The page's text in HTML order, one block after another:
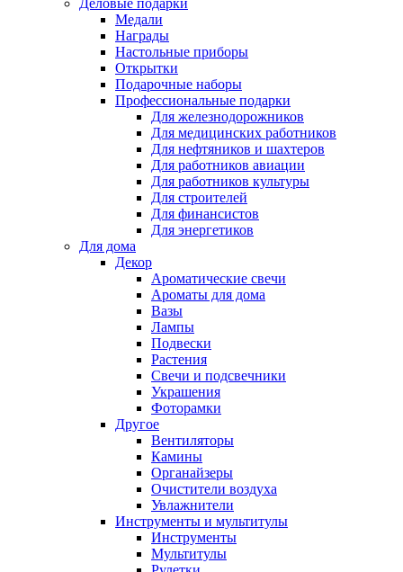
Деловые подарки
Медали
Награды
Настольные приборы
Открытки
Подарочные наборы
Профессиональные подарки
Для железнодорожников
Для медицинских работников
Для нефтяников и шахтеров
Для работников авиации
Для работников культуры
Для строителей
Для финансистов
Для энергетиков
Для дома
Декор
Ароматические свечи
Ароматы для дома
Вазы
Лампы
Подвески
Растения
Свечи и подсвечники
Украшения
Фоторамки
Другое
Вентиляторы
Камины
Органайзеры
Очистители воздуха
Увлажнители
Инструменты и мультитулы
Инструменты
Мультитулы